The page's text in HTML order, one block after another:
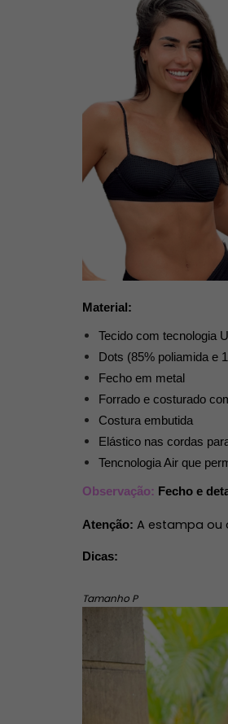
Material:
Tecido com tecnologia
Dots (85% poliamida e
Fecho em metal
Forrado e costurado
Costura embutida
Elástico nas cordas
Tencnologia Air que
Observação: Fecho e
Atenção: A estampa ou
Dicas:
Tamanho P